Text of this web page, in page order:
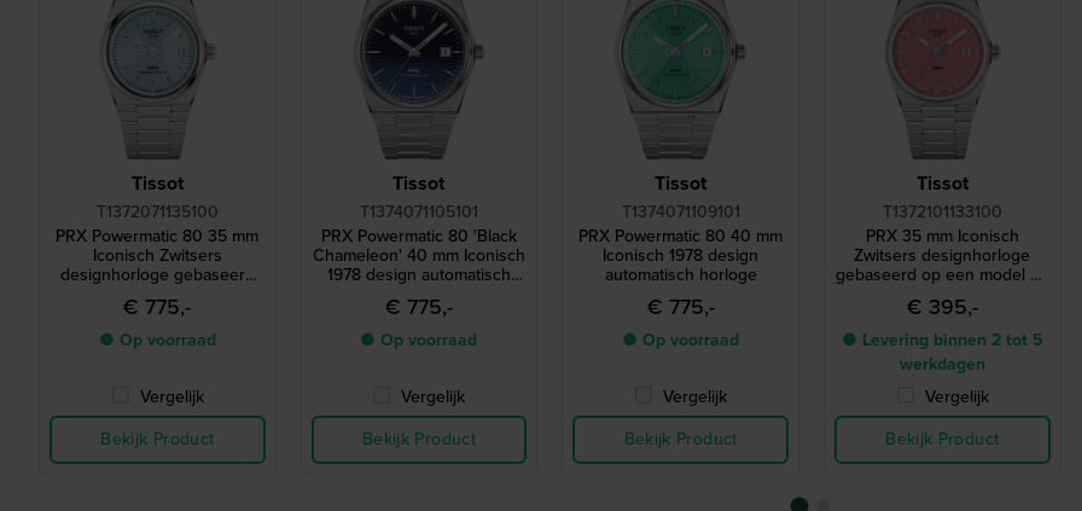
Tissot
T1372071135100
PRX Powermatic 80 35 mm
Iconisch Zwitsers
designhorloge gebaseerd
op een model uit 1978
€ 775,-
● Op voorraad
Vergelijk
Bekijk Product
Tissot
T1374071105101
PRX Powermatic 80 'Black
Chameleon' 40 mm Iconisch
1978 design automatisch
horloge
€ 775,-
● Op voorraad
Vergelijk
Bekijk Product
Tissot
T1374071109101
PRX Powermatic 80 40 mm
Iconisch 1978 design
automatisch horloge
€ 775,-
● Op voorraad
Vergelijk
Bekijk Product
Tissot
T1372101133100
PRX 35 mm Iconisch
Zwitsers designhorloge
gebaseerd op een model uit
1978
€ 395,-
● Levering binnen 2 tot 5
werkdagen
Vergelijk
Bekijk Product